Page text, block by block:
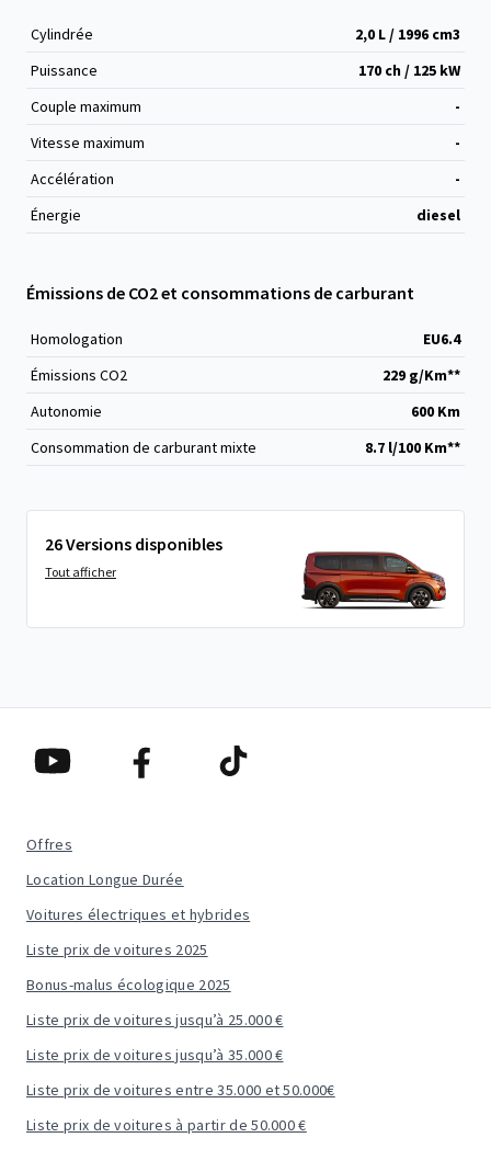
Cylindrée 2,0 L / 1996 cm3
Puissance
170 ch / 125 kW
Couple maximum
-
Vitesse maximum
-
Accélération
-
Énergie
diesel
Émissions de CO2 et consommations de carburant
Homologation
EU6.4
Émissions CO2
229 g/Km**
Autonomie
600 Km
Consommation de carburant mixte
8.7 l/100 Km**
26 Versions disponibles
Tout afficher
Offres
Location Longue Durée
Voitures électriques et hybrides
Liste prix de voitures 2025
Bonus-malus écologique 2025
Liste prix de voitures jusqu’à 25.000 €
Liste prix de voitures jusqu’à 35.000 €
Liste prix de voitures entre 35.000 et 50.000€
Liste prix de voitures à partir de 50.000 €